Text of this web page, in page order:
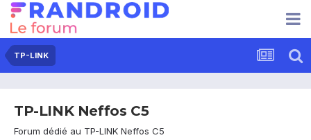
TP-LINK
TP-LINK Neffos C5
Forum dédié au TP-LINK Neffos C5